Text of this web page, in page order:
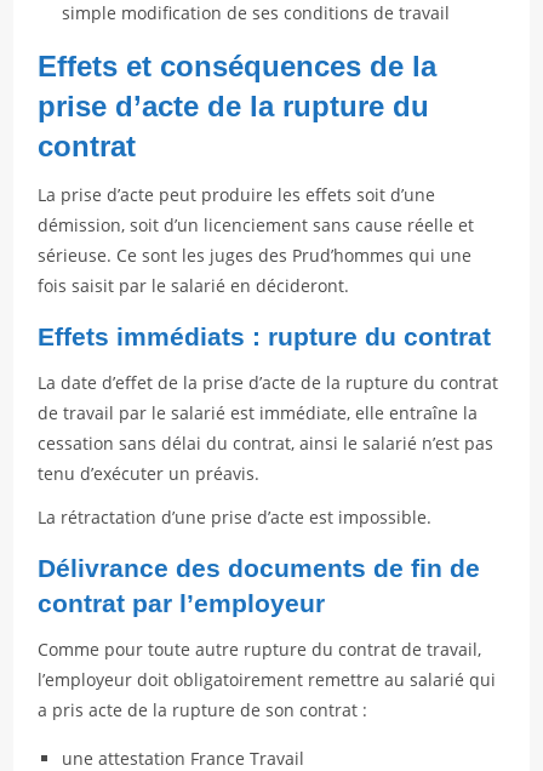
simple modification de ses conditions de travail
Effets et conséquences de la
prise d’acte de la rupture du
contrat
La prise d’acte peut produire les effets soit d’une
démission, soit d’un licenciement sans cause réelle et
sérieuse. Ce sont les juges des Prud’hommes qui une
fois saisit par le salarié en décideront.
Effets immédiats : rupture du contrat
La date d’effet de la prise d’acte de la rupture du contrat
de travail par le salarié est immédiate, elle entraîne la
cessation sans délai du contrat, ainsi le salarié n’est pas
tenu d’exécuter un préavis.
La rétractation d’une prise d’acte est impossible.
Délivrance des documents de fin de
contrat par l’employeur
Comme pour toute autre rupture du contrat de travail,
l’employeur doit obligatoirement remettre au salarié qui
a pris acte de la rupture de son contrat :
une attestation France Travail